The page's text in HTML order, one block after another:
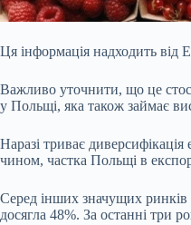
Ця інформація надходить від
Важливо уточнити, що це
у Польщі, яка також займає
Наразі триває
чином, частка Польщі в
Серед інших значущих ринків
досягла 48%. За останні три